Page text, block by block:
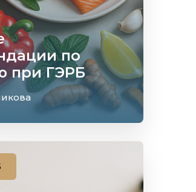
по
при ГЭРБ